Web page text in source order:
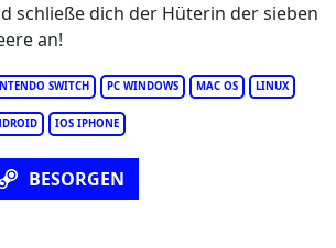
SWITCH PC WINDOWS MAC OS LINUX
IOS IPHONE
schließe dich der Hüterin der sieben
an!
BESORGEN